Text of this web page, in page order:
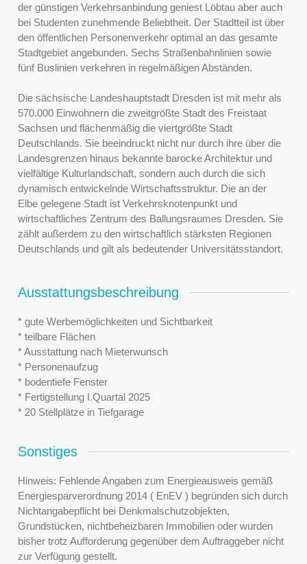
der günstigen Verkehrsanbindung geniest Löbtau aber auch
bei Studenten zunehmende Beliebtheit. Der Stadtteil ist über
den öffentlichen Personenverkehr optimal an das gesamte
Stadtgebiet angebunden. Sechs Straßenbahnlinien sowie
fünf Buslinien verkehren in regelmäßigen Abständen.
Die sächsische Landeshauptstadt Dresden ist mit mehr als
570.000 Einwohnern die zweitgrößte Stadt des Freistaat
Sachsen und flächenmäßig die viertgrößte Stadt
Deutschlands. Sie beeindruckt nicht nur durch ihre über die
Landesgrenzen hinaus bekannte barocke Architektur und
vielfältige Kulturlandschaft, sondern auch durch die sich
dynamisch entwickelnde Wirtschaftsstruktur. Die an der
Elbe gelegene Stadt ist Verkehrsknotenpunkt und
wirtschaftliches Zentrum des Ballungsraumes Dresden. Sie
zählt außerdem zu den wirtschaftlich stärksten Regionen
Deutschlands und gilt als bedeutender Universitätsstandort.
Ausstattungsbeschreibung
* gute Werbemöglichkeiten und Sichtbarkeit
* teilbare Flächen
* Ausstattung nach Mieterwunsch
* Personenaufzug
* bodentiefe Fenster
* Fertigstellung I.Quartal 2025
* 20 Stellplätze in Tiefgarage
Sonstiges
Hinweis: Fehlende Angaben zum Energieausweis gemäß
Energiesparverordnung 2014 ( EnEV ) begründen sich durch
Nichtangabepflicht bei Denkmalschutzobjekten,
Grundstücken, nichtbeheizbaren Immobilien oder wurden
bisher trotz Aufforderung gegenüber dem Auftraggeber nicht
zur Verfügung gestellt.